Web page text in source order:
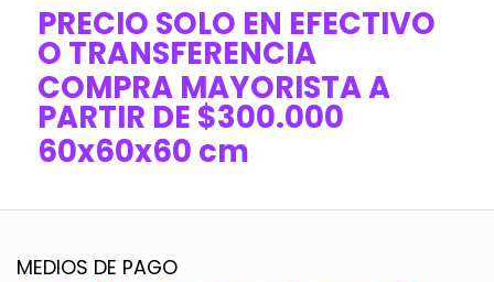
PRECIO SOLO EN EFECTIVO
O TRANSFERENCIA
COMPRA MAYORISTA A
PARTIR DE $300.000
60x60x60 cm
MEDIOS DE PAGO